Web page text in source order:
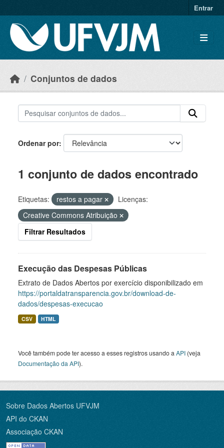
Entrar
Conjuntos de dados
Ordenar por
1 conjunto de dados encontrado
Etiquetas: restos a pagar
Licenças:
Creative Commons Atribuição
Filtrar Resultados
Execução das Despesas Públicas
Extrato de Dados Abertos por exercício disponibilizado em
https://portaldatransparencia.gov.br/download-de-
dados/despesas-execucao
CSV HTML
Você também pode ter acesso a esses registros usando a API (veja
Documentação da API).
Sobre Dados Abertos UFVJM
API do CKAN
Associação CKAN